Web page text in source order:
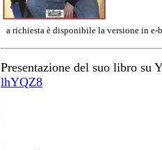
a richiesta è disponibile la versione in e-
Presentazione del suo libro su
lhYQZ8